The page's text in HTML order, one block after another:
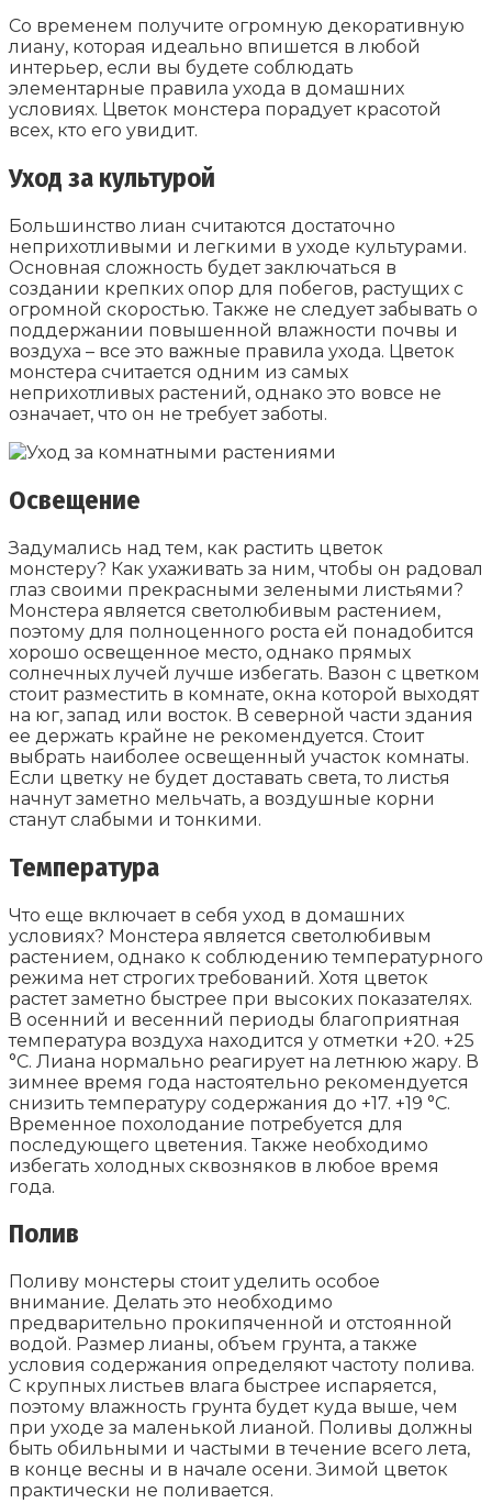
Со временем получите огромную декоративную
лиану, которая идеально впишется в любой
интерьер, если вы будете соблюдать
элементарные правила ухода в домашних
условиях. Цветок монстера порадует красотой
всех, кто его увидит.
Уход за культурой
Большинство лиан считаются достаточно
неприхотливыми и легкими в уходе культурами.
Основная сложность будет заключаться в
создании крепких опор для побегов, растущих с
огромной скоростью. Также не следует забывать о
поддержании повышенной влажности почвы и
воздуха – все это важные правила ухода. Цветок
монстера считается одним из самых
неприхотливых растений, однако это вовсе не
означает, что он не требует заботы.
Освещение
Задумались над тем, как растить цветок
монстеру? Как ухаживать за ним, чтобы он радовал
глаз своими прекрасными зелеными листьями?
Монстера является светолюбивым растением,
поэтому для полноценного роста ей понадобится
хорошо освещенное место, однако прямых
солнечных лучей лучше избегать. Вазон с цветком
стоит разместить в комнате, окна которой выходят
на юг, запад или восток. В северной части здания
ее держать крайне не рекомендуется. Стоит
выбрать наиболее освещенный участок комнаты.
Если цветку не будет доставать света, то листья
начнут заметно мельчать, а воздушные корни
станут слабыми и тонкими.
Температура
Что еще включает в себя уход в домашних
условиях? Монстера является светолюбивым
растением, однако к соблюдению температурного
режима нет строгих требований. Хотя цветок
растет заметно быстрее при высоких показателях.
В осенний и весенний периоды благоприятная
температура воздуха находится у отметки +20. +25
°C. Лиана нормально реагирует на летнюю жару. В
зимнее время года настоятельно рекомендуется
снизить температуру содержания до +17. +19 °C.
Временное похолодание потребуется для
последующего цветения. Также необходимо
избегать холодных сквозняков в любое время
года.
Полив
Поливу монстеры стоит уделить особое
внимание. Делать это необходимо
предварительно прокипяченной и отстоянной
водой. Размер лианы, объем грунта, а также
условия содержания определяют частоту полива.
С крупных листьев влага быстрее испаряется,
поэтому влажность грунта будет куда выше, чем
при уходе за маленькой лианой. Поливы должны
быть обильными и частыми в течение всего лета,
в конце весны и в начале осени. Зимой цветок
практически не поливается.